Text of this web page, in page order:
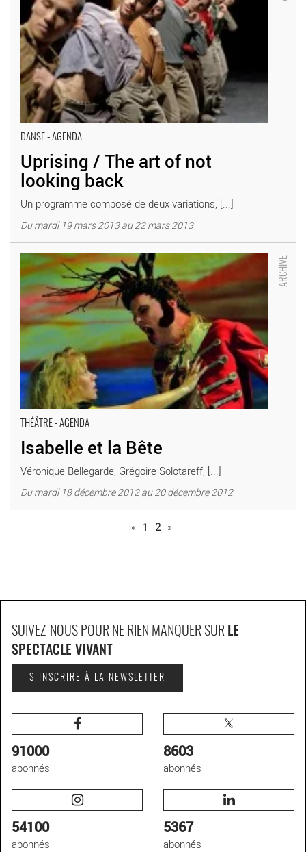
DANSE - AGENDA
Uprising / The art of not
looking back
Un programme composé de deux variations, [...]
Du mardi 19 mars 2013 au 22 mars 2013
THÉÂTRE - AGENDA
Isabelle et la Bête
Véronique Bellegarde, Grégoire Solotareff, [...]
Du mardi 18 décembre 2012 au 20 décembre 2012
Isabelle et la Bête - Critique sortie Théâtre Combs-la-Ville Scène
nationale de Sénart-La Rotonde
« 1 2 »
SUIVEZ-NOUS POUR NE RIEN MANQUER SUR LE
SPECTACLE VIVANT
S'INSCRIRE À LA NEWSLETTER
91000
abonnés
8603
abonnés
54100
abonnés
5367
abonnés